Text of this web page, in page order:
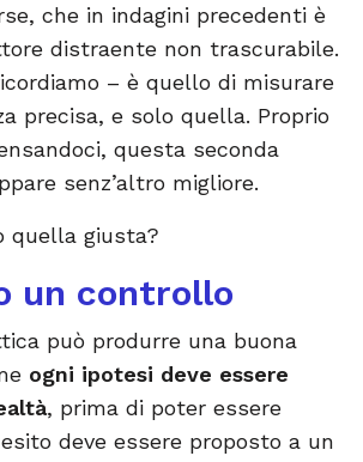
che in indagini precedenti è
distraente non trascurabile.
– è quello di misurare
precisa, e solo quella. Proprio
questa seconda
senz’altro migliore.
quella giusta?
un controllo
può produrre una buona
ogni ipotesi deve essere
, prima di poter essere
deve essere proposto a un